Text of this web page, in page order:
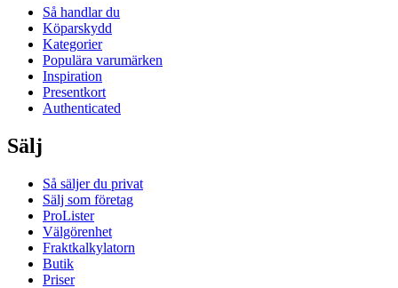
Så handlar du
Köparskydd
Kategorier
Populära varumärken
Inspiration
Presentkort
Authenticated
Sälj
Så säljer du privat
Sälj som företag
ProLister
Välgörenhet
Fraktkalkylatorn
Butik
Priser